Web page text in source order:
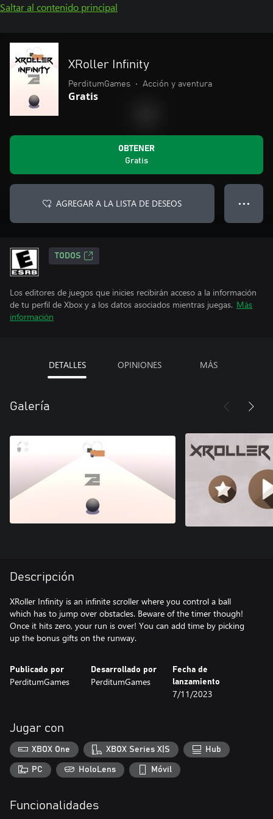
Saltar al contenido principal
XRoller Infinity
PerditumGames • Acción y aventura
Gratis
OBTENER
Gratis
AGREGAR A LA LISTA DE DESEOS ● ● ●
TODOS
Los editores de juegos que inicies recibirán acceso a la información
de tu perfil de Xbox y a los datos asociados mientras juegas. Más
información
DETALLES OPINIONES MÁS
Galería
Descripción
XRoller Infinity is an infinite scroller where you control a ball
which has to jump over obstacles. Beware of the timer though!
Once it hits zero, your run is over! You can add time by picking
up the bonus gifts on the runway.
Publicado por
PerditumGames
Desarrollado por
PerditumGames
Fecha de
lanzamiento
7/11/2023
Jugar con
XBOX One XBOX Series X|S Hub
PC HoloLens Móvil
Funcionalidades